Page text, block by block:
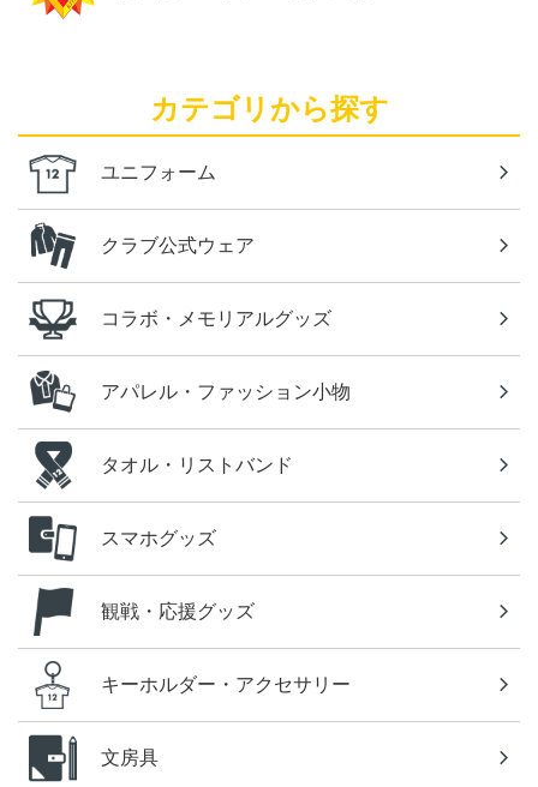
カテゴリから探す
ユニフォーム
クラブ公式ウェア
コラボ・メモリアルグッズ
アパレル・ファッション小物
タオル・リストバンド
スマホグッズ
観戦・応援グッズ
キーホルダー・アクセサリー
文房具